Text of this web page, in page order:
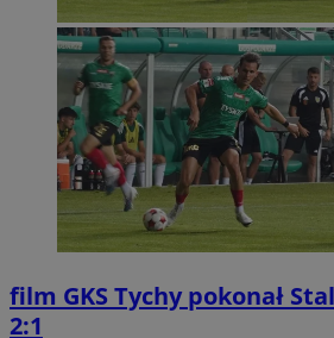
film GKS Tychy pokonał
2:1